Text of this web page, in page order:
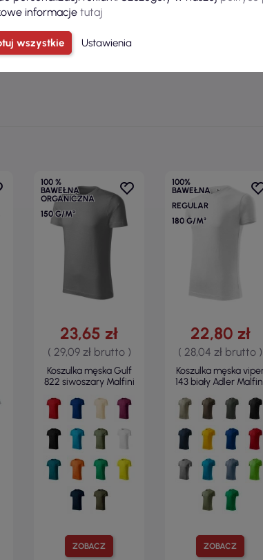
100 %
BAWEŁNA
ORGANICZNA
150 G/M²
ZOBACZ
23,65 zł
( 29,09 zł brutto )
Koszulka męska Gulf
822 siwoszary Malfini
100%
BAWEŁNA
REGULAR
180 G/M²
ZOBACZ
22,80 zł
( 28,04 zł brutto )
Koszulka męska
143 biały Adler
informacje tutaj
wszystkie Ustawienia